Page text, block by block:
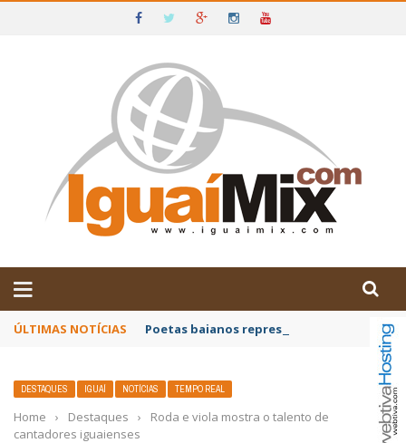
IGUAÍ E SUDOESTE DA BAHIA
ÚLTIMAS NOTÍCIAS Poetas baianos representam o Brasil no
DESTAQUES IGUAÍ NOTÍCIAS TEMPO REAL
Home › Destaques ›
Roda e viola mostra o talento de
cantadores iguaienses